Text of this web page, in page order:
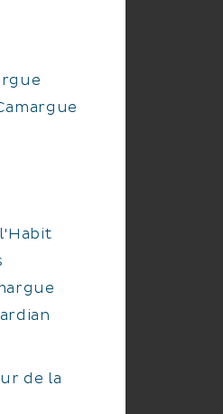
de la